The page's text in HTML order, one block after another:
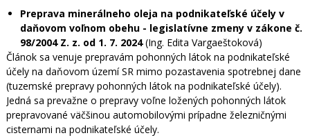
Preprava minerálneho oleja na podnikateľské účely v
daňovom voľnom obehu - legislatívne zmeny v zákone č.
98/2004 Z. z. od 1. 7. 2024(Ing. Edita Vargaeštoková)
Článok sa venuje prepravám pohonných látok na podnikateľské
účely na daňovom území SR mimo pozastavenia spotrebnej dane
(tuzemské prepravy pohonných látok na podnikateľské účely).
Jedná sa prevažne o prepravy voľne ložených pohonných látok
prepravované väčšinou automobilovými prípadne železničnými
cisternami na podnikateľské účely.